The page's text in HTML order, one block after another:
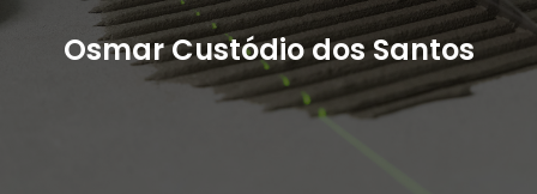
Osmar Custódio dos Santos